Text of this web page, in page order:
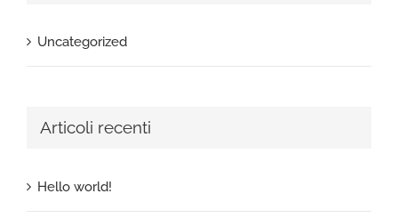
Uncategorized
Articoli recenti
Hello world!